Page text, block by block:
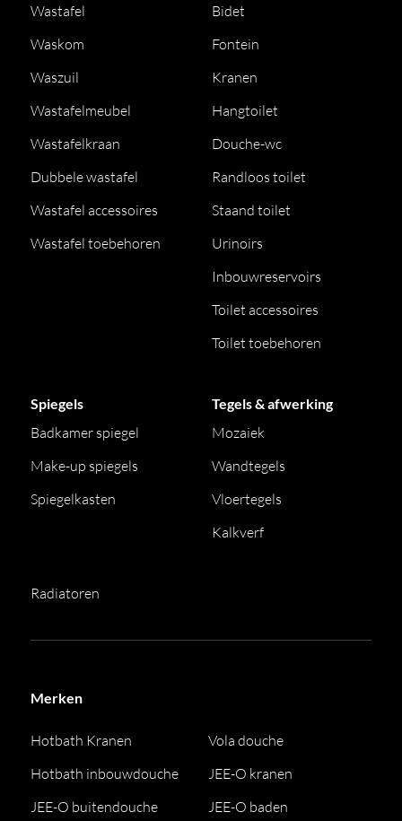
Wastafel
Waskom
Waszuil
Wastafelmeubel
Wastafelkraan
Dubbele wastafel
Wastafel accessoires
Wastafel toebehoren
Bidet
Fontein
Kranen
Hangtoilet
Douche-wc
Randloos toilet
Staand toilet
Urinoirs
Inbouwreservoirs
Toilet accessoires
Toilet toebehoren
Spiegels
Badkamer spiegel
Make-up spiegels
Spiegelkasten
Tegels & afwerking
Mozaiek
Wandtegels
Vloertegels
Kalkverf
Radiatoren
Merken
Hotbath Kranen
Hotbath inbouwdouche
JEE-O buitendouche
Vola douche
JEE-O kranen
JEE-O baden